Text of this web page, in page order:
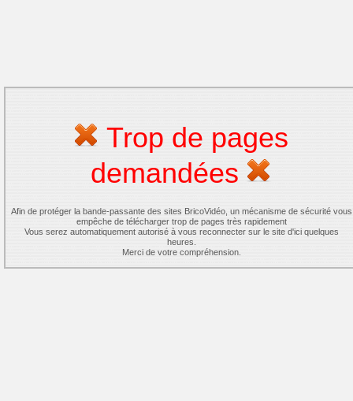
Trop de pages
demandées
Afin de protéger la bande-passante des sites BricoVidéo, un mécanisme de sécurité vous
empêche de télécharger trop de pages très rapidement
Vous serez automatiquement autorisé à vous reconnecter sur le site d'ici quelques
heures.
Merci de votre compréhension.